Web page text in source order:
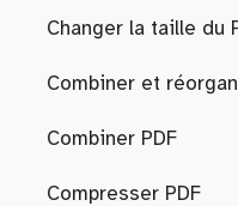
Changer la taille du
Combiner et
Combiner PDF
Compresser PDF